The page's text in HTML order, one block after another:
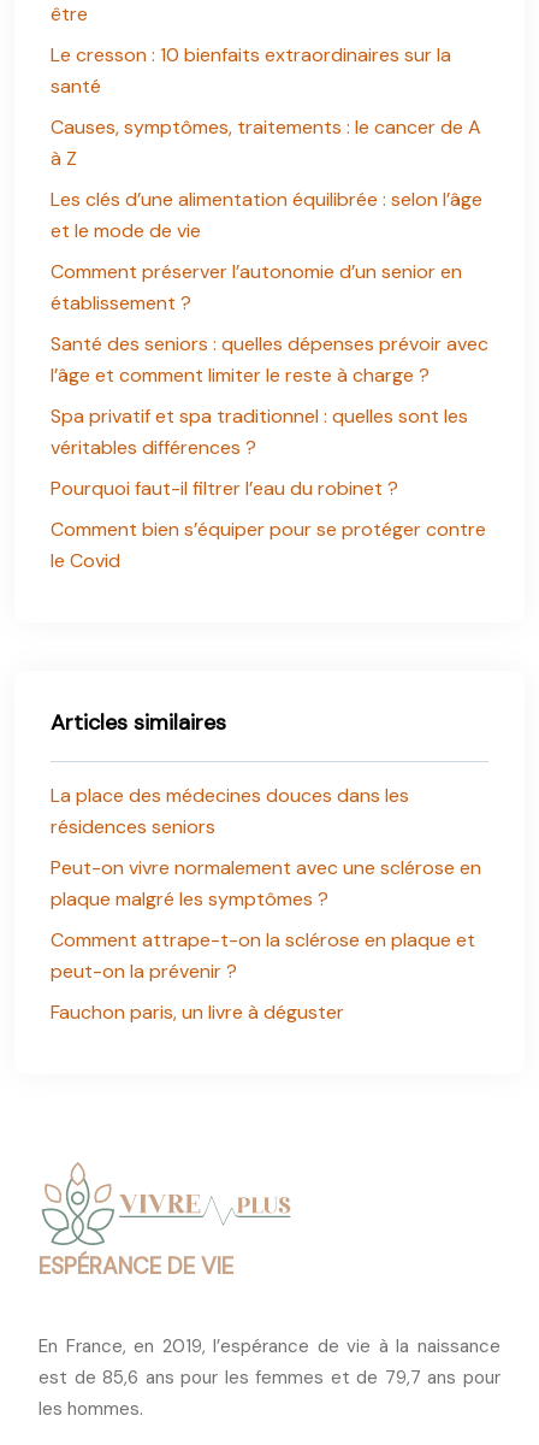
être
Le cresson : 10 bienfaits extraordinaires sur la
santé
Causes, symptômes, traitements : le cancer de A
à Z
Les clés d’une alimentation équilibrée : selon l’âge
et le mode de vie
Comment préserver l’autonomie d’un senior en
établissement ?
Santé des seniors : quelles dépenses prévoir avec
l’âge et comment limiter le reste à charge ?
Spa privatif et spa traditionnel : quelles sont les
véritables différences ?
Pourquoi faut-il filtrer l’eau du robinet ?
Comment bien s’équiper pour se protéger contre
le Covid
Articles similaires
La place des médecines douces dans les
résidences seniors
Peut-on vivre normalement avec une sclérose en
plaque malgré les symptômes ?
Comment attrape-t-on la sclérose en plaque et
peut-on la prévenir ?
Fauchon paris, un livre à déguster
ESPÉRANCE DE VIE
En France, en 2019, l’espérance de vie à la naissance
est de 85,6 ans pour les femmes et de 79,7 ans pour
les hommes.